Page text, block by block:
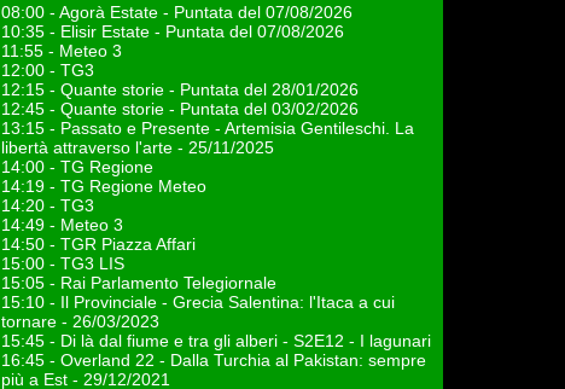
08:00 - Agorà Estate - Puntata del 07/08/2026
10:35 - Elisir Estate - Puntata del 07/08/2026
11:55 - Meteo 3
12:00 - TG3
12:15 - Quante storie - Puntata del 28/01/2026
12:45 - Quante storie - Puntata del 03/02/2026
13:15 - Passato e Presente - Artemisia Gentileschi. La
libertà attraverso l'arte - 25/11/2025
14:00 - TG Regione
14:19 - TG Regione Meteo
14:20 - TG3
14:49 - Meteo 3
14:50 - TGR Piazza Affari
15:00 - TG3 LIS
15:05 - Rai Parlamento Telegiornale
15:10 - Il Provinciale - Grecia Salentina: l'Itaca a cui
tornare - 26/03/2023
15:45 - Di là dal fiume e tra gli alberi - S2E12 - I lagunari
16:45 - Overland 22 - Dalla Turchia al Pakistan: sempre
più a Est - 29/12/2021